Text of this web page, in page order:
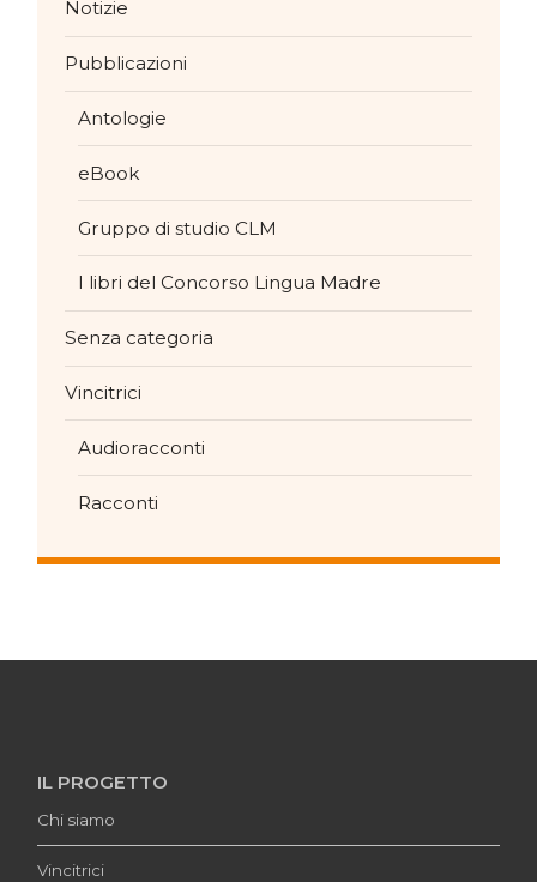
Notizie
Pubblicazioni
Antologie
eBook
Gruppo di studio CLM
I libri del Concorso Lingua Madre
Senza categoria
Vincitrici
Audioracconti
Racconti
IL PROGETTO
Chi siamo
Vincitrici